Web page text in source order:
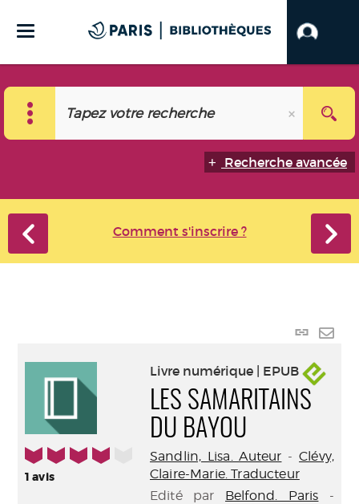
Recherche avancée
Comment s'inscrire ?
Lien
4/5
1avis
Livre numérique | EPUB
LES SAMARITAINS
DU BAYOU
Sandlin, Lisa. Auteur -Clévy,
Claire-Marie. Traducteur
Edité par Belfond. Paris -